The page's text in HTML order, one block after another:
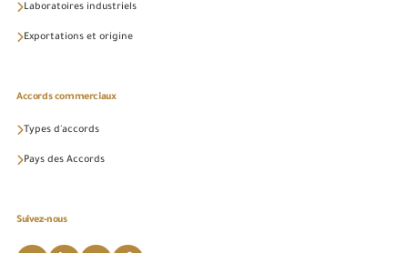
Laboratoires industriels
Exportations et origine
Accords commerciaux
Types d'accords
Pays des Accords
Suivez-nous